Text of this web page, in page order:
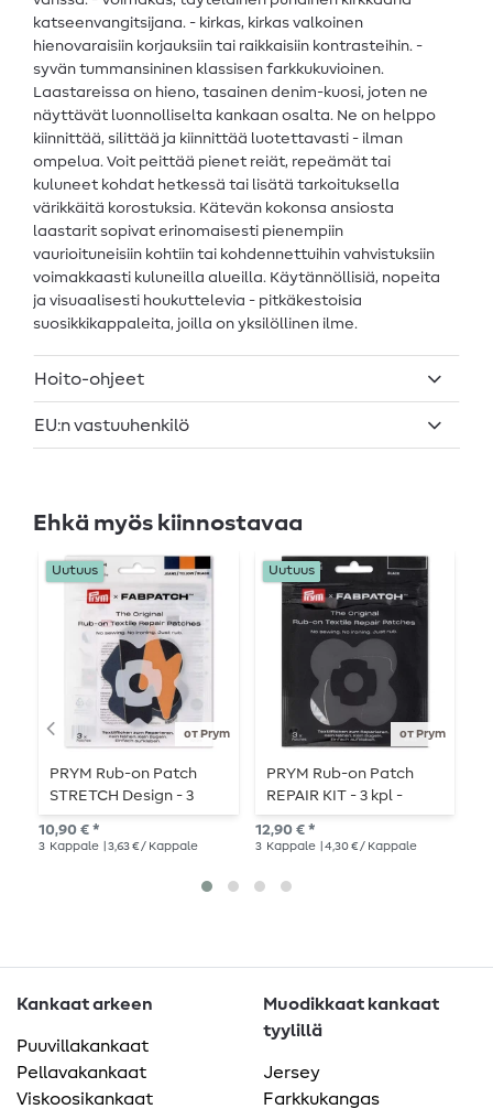
katseenvangitsijana. - kirkas, kirkas valkoinen
hienovaraisiin korjauksiin tai raikkaisiin kontrasteihin. -
syvän tummansininen klassisen farkkukuvioinen.
Laastareissa on hieno, tasainen denim-kuosi, joten ne
näyttävät luonnolliselta kankaan osalta. Ne on helppo
kiinnittää, silittää ja kiinnittää luotettavasti - ilman
ompelua. Voit peittää pienet reiät, repeämät tai
kuluneet kohdat hetkessä tai lisätä tarkoituksella
värikkäitä korostuksia. Kätevän kokonsa ansiosta
laastarit sopivat erinomaisesti pienempiin
vaurioituneisiin kohtiin tai kohdennettuihin vahvistuksiin
voimakkaasti kuluneilla alueilla. Käytännöllisiä, nopeita
ja visuaalisesti houkuttelevia - pitkäkestoisia
suosikkikappaleita, joilla on yksilöllinen ilme.
Hoito-ohjeet
EU:n vastuuhenkilö
Ehkä myös kiinnostavaa
от Prym
Uutuus
PRYM Rub-on Patch
STRETCH Design - 3
kappaletta - pilvi/flash
10,90 € *
3 Kappale | 3,63 € / Kappale
от Prym
Uutuus
PRYM Rub-on Patch
REPAIR KIT - 3 kpl -
musta
12,90 € *
3 Kappale | 4,30 € / Kappale
Kankaat arkeen
Puuvillakankaat
Pellavakankaat
Viskoosikankaat
Muodikkaat kankaat
tyylillä
Jersey
Farkkukangas